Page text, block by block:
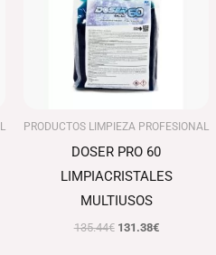
PRODUCTOS LIMPIEZA PROFESIONAL
DOSER PRO 60
LIMPIACRISTALES
MULTIUSOS
135.44€ 131.38€